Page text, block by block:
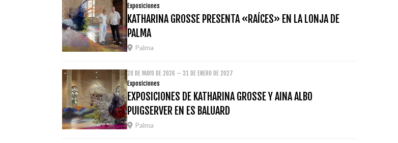
Exposiciones
KATHARINA GROSSE PRESENTA «RAÍCES» EN LA LONJA DE
PALMA
Palma
28 DE MAYO DE 2026 – 31 DE ENERO DE 2027
Exposiciones
EXPOSICIONES DE KATHARINA GROSSE Y AINA ALBO
PUIGSERVER EN ES BALUARD
Palma